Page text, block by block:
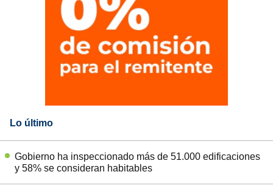
Lo último
Gobierno ha inspeccionado más de 51.000 edificaciones
y 58% se consideran habitables